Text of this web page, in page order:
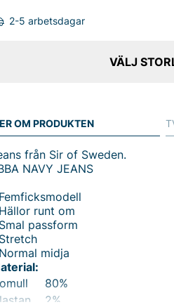
2-5 arbetsdagar
VÄLJ
OM PRODUKTEN
från Sir of Sweden.
NAVY JEANS
runt om
passform
midja
80%
2%